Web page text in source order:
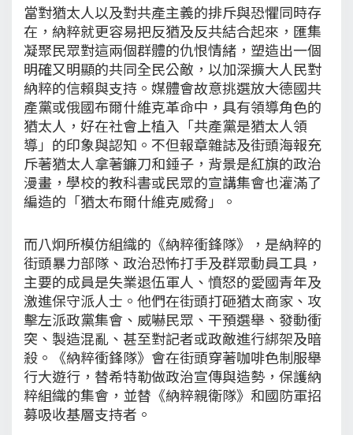
當對猶太人以及對共產主義的排斥與恐懼同時存
在，納粹就更容易把反猶及反共結合起來，匯集
凝聚民眾對這兩個群體的仇恨情緒，塑造出一個
明確又明顯的共同全民公敵，以加深擴大人民對
納粹的信賴與支持。媒體會故意挑選放大德國共
產黨或俄國布爾什維克革命中，具有領導角色的
猶太人，好在社會上植入「共產黨是猶太人領
導」的印象與認知。不但報章雜誌及街頭海報充
斥著猶太人拿著鐮刀和錘子，背景是紅旗的政治
漫畫，學校的教科書或民眾的宣講集會也灌滿了
編造的「猶太布爾什維克威脅」。
而八炯所模仿組織的《納粹衝鋒隊》，是納粹的
街頭暴力部隊、政治恐怖打手及群眾動員工具，
主要的成員是失業退伍軍人、憤怒的愛國青年及
激進保守派人士。他們在街頭打砸猶太商家、攻
擊左派政黨集會、威嚇民眾、干預選舉、發動衝
突、製造混亂、甚至對記者或政敵進行綁架及暗
殺。《納粹衝鋒隊》會在街頭穿著咖啡色制服舉
行大遊行，替希特勒做政治宣傳與造勢，保護納
粹組織的集會，並替《納粹親衛隊》和國防軍招
募吸收基層支持者。